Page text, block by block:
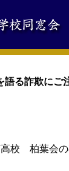
語る詐欺にご
校 柏葉会